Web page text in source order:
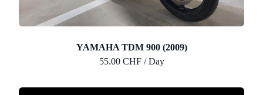
YAMAHA TDM 900 (2009)
55.00 CHF / Day